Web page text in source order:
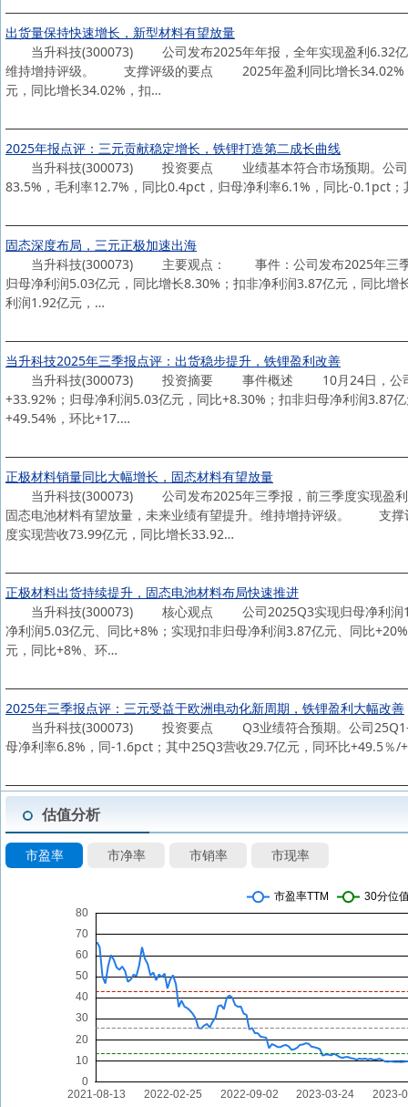
出货量保持快速增长，新型材料有望放量
当升科技(300073) 公司发布2025年年报，全年实现盈利6.32亿
维持增持评级。 支撑评级的要点 2025年盈利同比增长34.02%：
元，同比增长34.02%，扣…
2025年报点评：三元贡献稳定增长，铁锂打造第二成长曲线
当升科技(300073) 投资要点 业绩基本符合市场预期。公司25
83.5%，毛利率12.7%，同比0.4pct，归母净利率6.1%，同比-0.1pct
固态深度布局，三元正极加速出海
当升科技(300073) 主要观点： 事件：公司发布2025年三季
归母净利润5.03亿元，同比增长8.30%；扣非净利润3.87亿元，同比
利润1.92亿元，…
当升科技2025年三季报点评：出货稳步提升，铁锂盈利改善
当升科技(300073) 投资摘要 事件概述 10月24日，公司发布
+33.92%；归母净利润5.03亿元，同比+8.30%；扣非归母净利润3.87
+49.54%，环比+17.…
正极材料销量同比大幅增长，固态材料有望放量
当升科技(300073) 公司发布2025年三季报，前三季度实现盈利
固态电池材料有望放量，未来业绩有望提升。维持增持评级。 支
度实现营收73.99亿元，同比增长33.92…
正极材料出货持续提升，固态电池材料布局快速推进
当升科技(300073) 核心观点 公司2025Q3实现归母净利润1.92
净利润5.03亿元、同比+8%；实现扣非归母净利润3.87亿元、同比
元，同比+8%、环…
2025年三季报点评：三元受益于欧洲电动化新周期，铁锂盈利大幅改善
当升科技(300073) 投资要点 Q3业绩符合预期。公司25Q1-3营
母净利率6.8%，同-1.6pct；其中25Q3营收29.7亿元，同环比+49.5
估值分析
市盈率 市净率 市销率 市现率